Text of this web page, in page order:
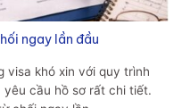
ngay lần đầu
visa khó xin với quy trình
cầu hồ sơ rất chi tiết.